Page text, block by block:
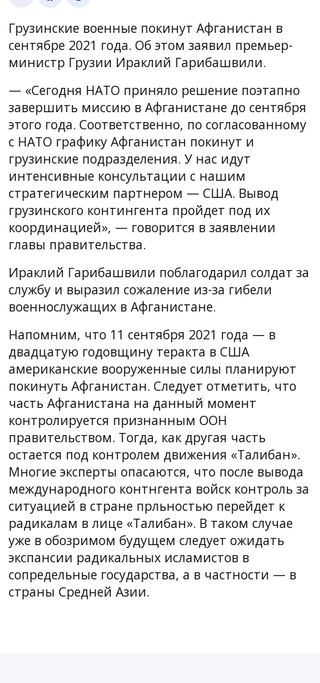
Грузинские военные покинут Афганистан в
сентябре 2021 года. Об этом заявил премьер-
министр Грузии Ираклий Гарибашвили.
— «Сегодня НАТО приняло решение поэтапно
завершить миссию в Афганистане до сентября
этого года. Соответственно, по согласованному
с НАТО графику Афганистан покинут и
грузинские подразделения. У нас идут
интенсивные консультации с нашим
стратегическим партнером — США. Вывод
грузинского контингента пройдет под их
координацией», — говорится в заявлении
главы правительства.
Ираклий Гарибашвили поблагодарил солдат за
службу и выразил сожаление из-за гибели
военнослужащих в Афганистане.
Напомним, что 11 сентября 2021 года — в
двадцатую годовщину теракта в США
американские вооруженные силы планируют
покинуть Афганистан. Следует отметить, что
часть Афганистана на данный момент
контролируется признанным ООН
правительством. Тогда, как другая часть
остается под контролем движения «Талибан».
Многие эксперты опасаются, что после вывода
международного контнгента войск контроль за
ситуацией в стране прльностью перейдет к
радикалам в лице «Талибан». В таком случае
уже в обозримом будущем следует ожидать
экспансии радикальных исламистов в
сопредельные государства, а в частности — в
страны Средней Азии.